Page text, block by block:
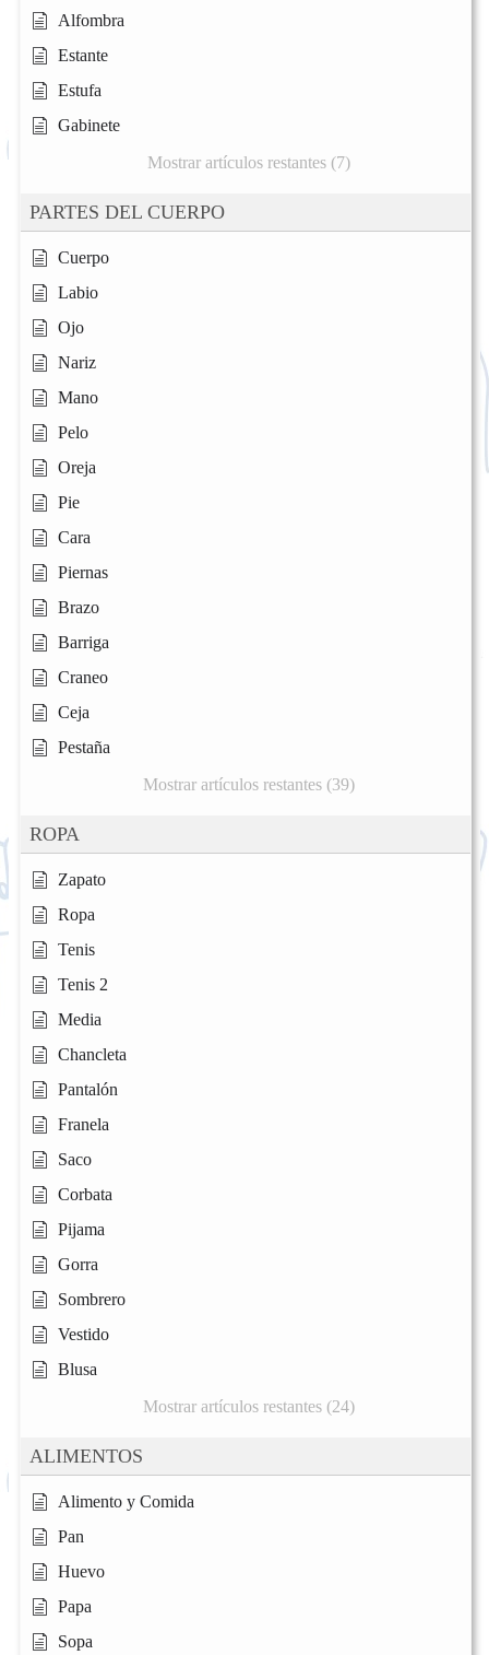
Alfombra
Estante
Estufa
Gabinete
Mostrar artículos restantes (7)
PARTES DEL CUERPO
Cuerpo
Labio
Ojo
Nariz
Mano
Pelo
Oreja
Pie
Cara
Piernas
Brazo
Barriga
Craneo
Ceja
Pestaña
Mostrar artículos restantes (39)
ROPA
Zapato
Ropa
Tenis
Tenis 2
Media
Chancleta
Pantalón
Franela
Saco
Corbata
Pijama
Gorra
Sombrero
Vestido
Blusa
Mostrar artículos restantes (24)
ALIMENTOS
Alimento y Comida
Pan
Huevo
Papa
Sopa